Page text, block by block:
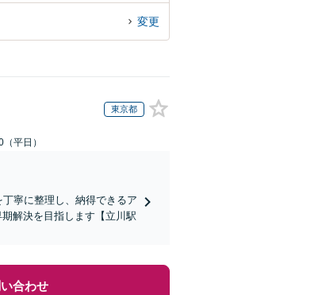
変更
東京都
平日）
寧に整理し、納得できるア
解決を目指します【立川駅
合わせ